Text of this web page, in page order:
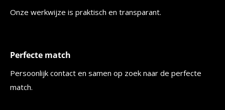
Onze werkwijze is praktisch en transparant.
Perfecte match
Persoonlijk contact en samen op zoek naar de perfecte
match.